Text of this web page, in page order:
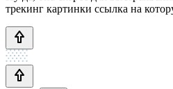
трекинг картинки ссылка на